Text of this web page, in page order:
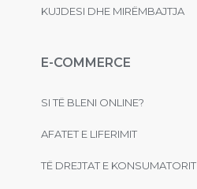
KUJDESI DHE MIRËMBAJTJA
E-COMMERCE
SI TË BLENI ONLINE?
AFATET E LIFERIMIT
TË DREJTAT E KONSUMATORIT